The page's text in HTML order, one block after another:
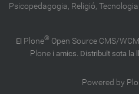
Psicopedagogia, Religió, Tecnologia
El Plone® Open Source CMS/WCM
Plonei amics. Distribuït sota la
Powered by